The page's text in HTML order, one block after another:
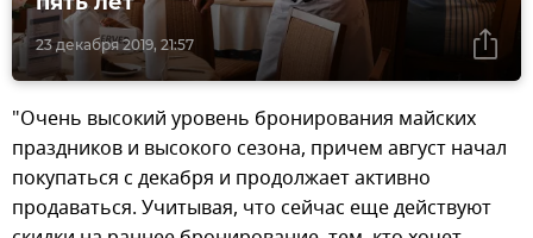
23 декабря 2019, 21:57
"Очень высокий уровень бронирования майских
праздников и высокого сезона, причем август начал
покупаться с декабря и продолжает активно
продаваться. Учитывая, что сейчас еще действуют